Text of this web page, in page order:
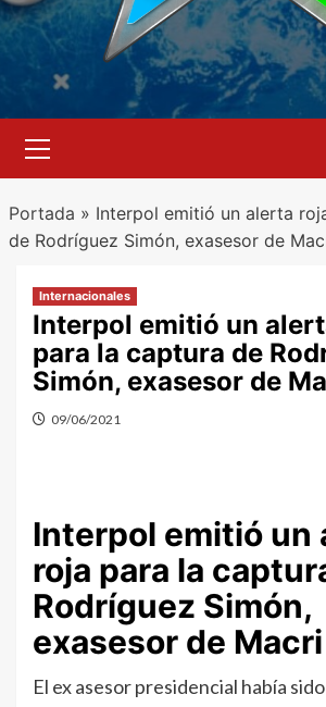
primario
Portada » Interpol emitió un alerta
de Rodríguez Simón, exasesor de
Internacionales
Interpol emitió un
para la captura de
Simón, exasesor de
09/06/2021
Interpol emitió un
roja para la
Rodríguez Simón,
exasesor de Macri
El ex asesor presidencial había